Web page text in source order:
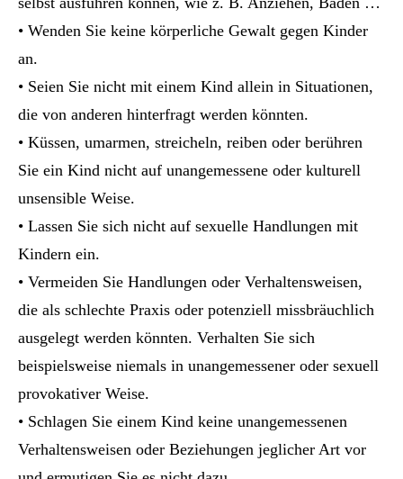
• Wenden Sie keine körperliche Gewalt gegen Kinder
an.
• Seien Sie nicht mit einem Kind allein in Situationen,
die von anderen hinterfragt werden könnten.
• Küssen, umarmen, streicheln, reiben oder berühren
Sie ein Kind nicht auf unangemessene oder kulturell
unsensible Weise.
• Lassen Sie sich nicht auf sexuelle Handlungen mit
Kindern ein.
• Vermeiden Sie Handlungen oder Verhaltensweisen,
die als schlechte Praxis oder potenziell missbräuchlich
ausgelegt werden könnten. Verhalten Sie sich
beispielsweise niemals in unangemessener oder sexuell
provokativer Weise.
• Schlagen Sie einem Kind keine unangemessenen
Verhaltensweisen oder Beziehungen jeglicher Art vor